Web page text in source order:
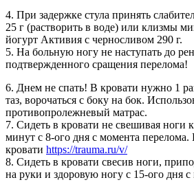
4. При задержке стула принять
25 г (растворить в воде) или клизмы
йогурт Активия с черносливом 290 г.
5. На больную ногу не наступать до
подтвержденного сращения перелома!
6. Днем не спать! В кровати нужно 1
таз, ворочаться с боку на бок.
противопролежневый матрас.
7. Сидеть в кровати не свешивая ноги
минут с 8-ого дня с момента перелома.
кровати https://trauma.ru/v/
8. Сидеть в кровати свесив ноги,
на руки и здоровую ногу с 15-ого дня